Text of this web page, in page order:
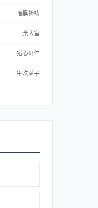
暗黑祈祷
余人官
猪心虾仁
生吃菌子